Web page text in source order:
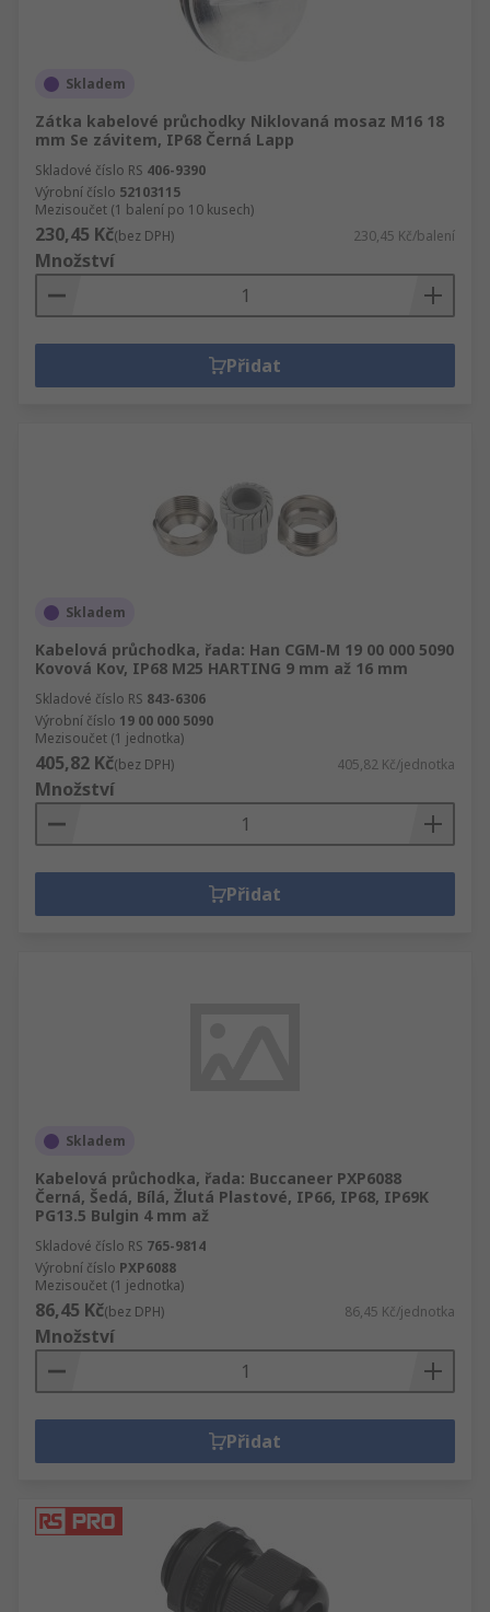
Skladem
Zátka kabelové průchodky Niklovaná mosaz M16 18
mm Se závitem, IP68 Černá Lapp
Skladové číslo RS 406-9390
Výrobní číslo 52103115
Mezisoučet (1 balení po 10 kusech)
230,45 Kč(bez DPH) 230,45 Kč/balení
Množství
Přidat
Skladem
Kabelová průchodka, řada: Han CGM-M 19 00 000 5090
Kovová Kov, IP68 M25 HARTING 9 mm až 16 mm
Skladové číslo RS 843-6306
Výrobní číslo 19 00 000 5090
Mezisoučet (1 jednotka)
405,82 Kč(bez DPH) 405,82 Kč/jednotka
Množství
Přidat
Skladem
Kabelová průchodka, řada: Buccaneer PXP6088
Černá, Šedá, Bílá, Žlutá Plastové, IP66, IP68, IP69K
PG13.5 Bulgin 4 mm až
Skladové číslo RS 765-9814
Výrobní číslo PXP6088
Mezisoučet (1 jednotka)
86,45 Kč(bez DPH) 86,45 Kč/jednotka
Množství
Přidat